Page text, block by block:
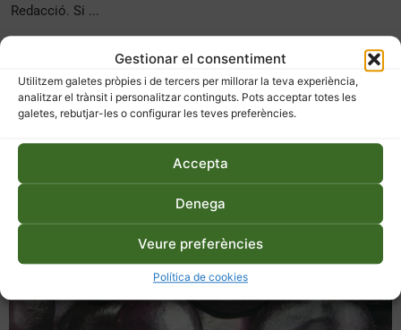
Gestionar el consentiment
Utilitzem galetes pròpies i de tercers per millorar la teva experiència,
analitzar el trànsit i personalitzar continguts. Pots acceptar totes les
galetes, rebutjar-les o configurar les teves preferències.
Accepta
Denega
Veure preferències
Política de cookies
Redacció. Si ...